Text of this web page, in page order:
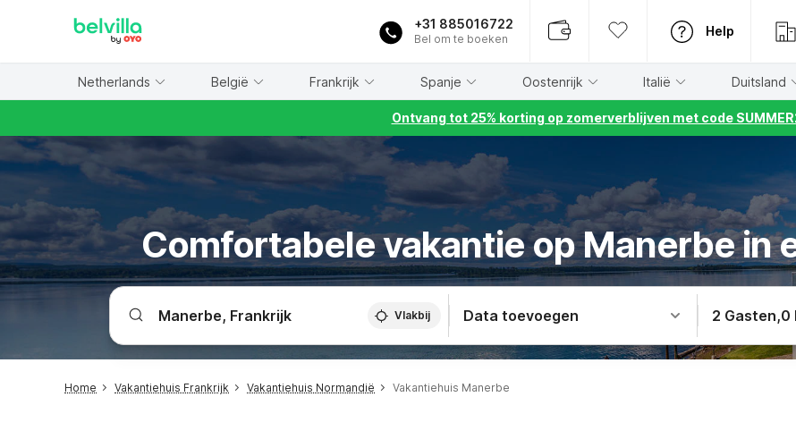
+31 885016722
Bel om te boeken
Help
Netherlands België Frankrijk Spanje Oostenrijk Italië Duitsland
Ontvang tot 25% korting op zomerverblijven met code
Comfortabele vakantie op Manerbe in
Vlakbij Data toevoegen 2 Gasten,0
Home Vakantiehuis Frankrijk Vakantiehuis Normandië Vakantiehuis Manerbe